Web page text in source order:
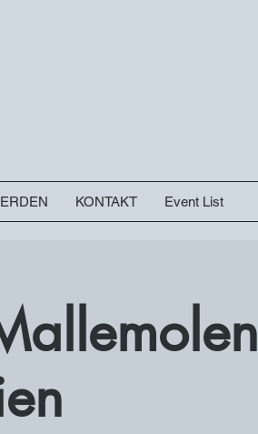
KONTAKT Event List